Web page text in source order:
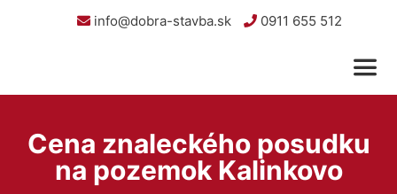
info@dobra-stavba.sk 0911 655 512
Cena znaleckého posudku
na pozemok Kalinkovo